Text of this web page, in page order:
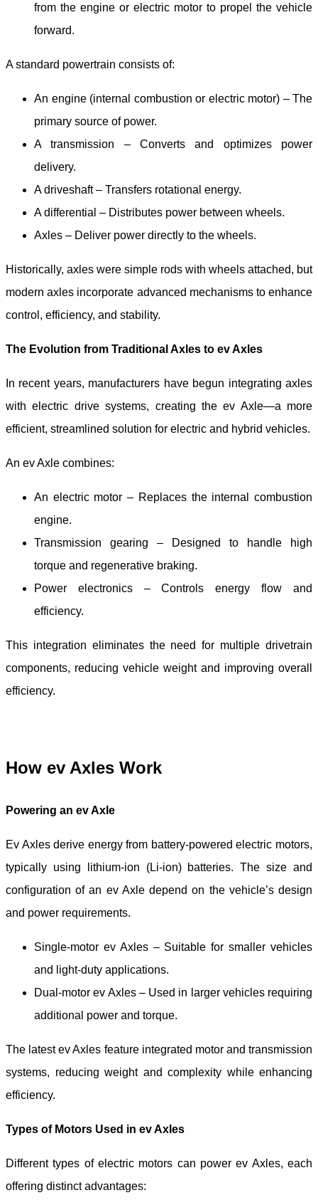
from the engine or electric motor to propel the vehicle
forward.
A standard powertrain consists of:
An engine (internal combustion or electric motor) – The
primary source of power.
A transmission – Converts and optimizes power
delivery.
A driveshaft – Transfers rotational energy.
A differential – Distributes power between wheels.
Axles – Deliver power directly to the wheels.
Historically, axles were simple rods with wheels attached, but
modern axles incorporate advanced mechanisms to enhance
control, efficiency, and stability.
The Evolution from Traditional Axles to evAxles
In recent years, manufacturers have begun integrating axles
with electric drive systems, creating the ev Axle—a more
efficient, streamlined solution for electric and hybrid vehicles.
An evAxle combines:
An electric motor – Replaces the internal combustion
engine.
Transmission gearing – Designed to handle high
torque and regenerative braking.
Power electronics – Controls energy flow and
efficiency.
This integration eliminates the need for multiple drivetrain
components, reducing vehicle weight and improving overall
efficiency.
How ev Axles Work
Powering an evAxle
Ev Axles derive energy from battery-powered electric motors,
typically using lithium-ion (Li-ion) batteries. The size and
configuration of an ev Axle depend on the vehicle’s design
and power requirements.
Single-motor ev Axles – Suitable for smaller vehicles
and light-duty applications.
Dual-motor ev Axles – Used in larger vehicles requiring
additional power and torque.
The latest evAxles feature integrated motor and transmission
systems, reducing weight and complexity while enhancing
efficiency.
Types of Motors Used in evAxles
Different types of electric motors can power ev Axles, each
offering distinct advantages: